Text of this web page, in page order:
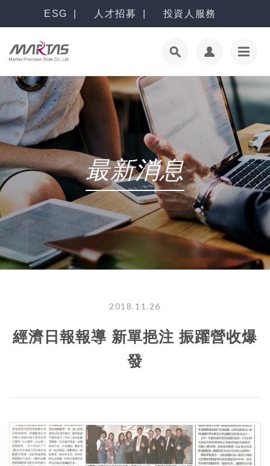
ESG 人才招募 投資人服務
最新消息
2018.11.26
經濟日報報導 新單挹注 振躍營收爆
發